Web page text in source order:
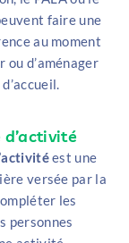
faire une
au moment
ou d’aménager
est une
versée par la
les
personnes